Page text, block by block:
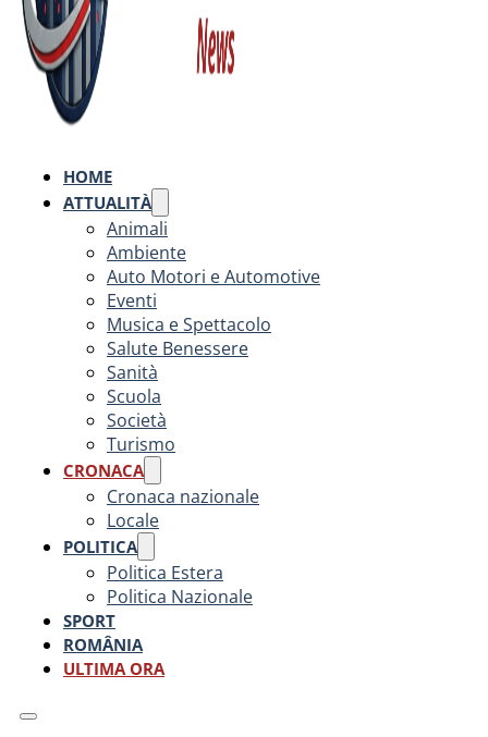
HOME
ATTUALITÀ
Animali
Ambiente
Auto Motori e Automotive
Eventi
Musica e Spettacolo
Salute Benessere
Sanità
Scuola
Società
Turismo
CRONACA
Cronaca nazionale
Locale
POLITICA
Politica Estera
Politica Nazionale
SPORT
ROMÂNIA
ULTIMA ORA